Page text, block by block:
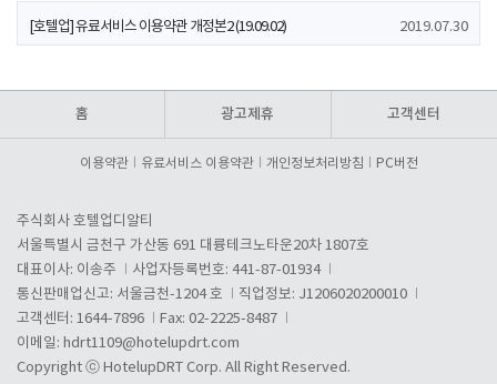
[호텔업] 유료서비스 이용약관 개정본2 (19.09.02) 2019.07.30
홈 광고제휴 고객센터
이용약관 유료서비스 이용약관 개인정보처리방침 PC버전
주식회사 호텔업디알티
서울특별시 금천구 가산동 691 대륭테크노타운20차 1807호
대표이사: 이송주
사업자등록번호: 441-87-01934
통신판매업신고: 서울금천-1204 호
직업정보: J1206020200010
고객센터: 1644-7896
Fax: 02-2225-8487
이메일: hdrt1109@hotelupdrt.com
Copyright ⓒ HotelupDRT Corp. All Right Reserved.